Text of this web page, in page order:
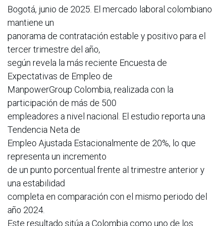
Bogotá, junio de 2025. El mercado laboral colombiano
mantiene un
panorama de contratación estable y positivo para el
tercer trimestre del año,
según revela la más reciente Encuesta de
Expectativas de Empleo de
ManpowerGroup Colombia, realizada con la
participación de más de 500
empleadores a nivel nacional. El estudio reporta una
Tendencia Neta de
Empleo Ajustada Estacionalmente de 20%, lo que
representa un incremento
de un punto porcentual frente al trimestre anterior y
una estabilidad
completa en comparación con el mismo periodo del
año 2024.
Este resultado sitúa a Colombia como uno de los